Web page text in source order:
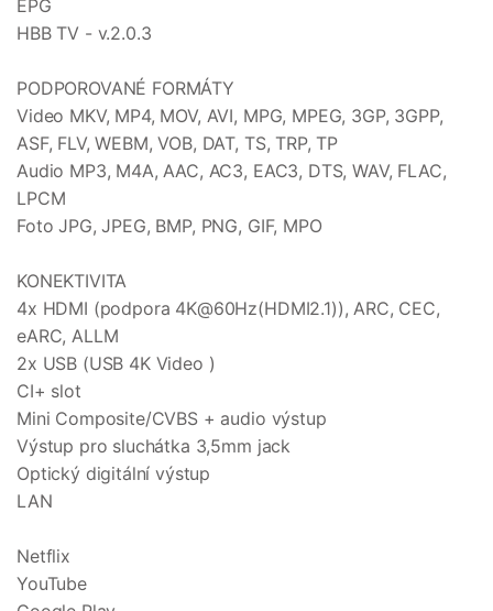
EPG
HBB TV - v.2.0.3
PODPOROVANÉ FORMÁTY
Video MKV, MP4, MOV, AVI, MPG, MPEG, 3GP, 3GPP,
ASF, FLV, WEBM, VOB, DAT, TS, TRP, TP
Audio MP3, M4A, AAC, AC3, EAC3, DTS, WAV, FLAC,
LPCM
Foto JPG, JPEG, BMP, PNG, GIF, MPO
KONEKTIVITA
4x HDMI (podpora 4K@60Hz(HDMI2.1)), ARC, CEC,
eARC, ALLM
2x USB (USB 4K Video )
CI+ slot
Mini Composite/CVBS + audio výstup
Výstup pro sluchátka 3,5mm jack
Optický digitální výstup
LAN
Netflix
YouTube